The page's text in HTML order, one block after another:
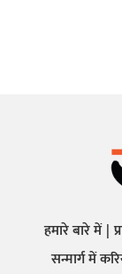
हमारे बारे में
सन्मार्ग में